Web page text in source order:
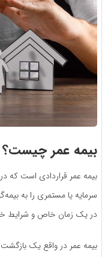
بیمه عمر چیست؟
بیمه عمر قراردادی است که
سرمایه یا مستمری را به
در یک زمان خاص و شرایط
بیمه عمر در واقع یک